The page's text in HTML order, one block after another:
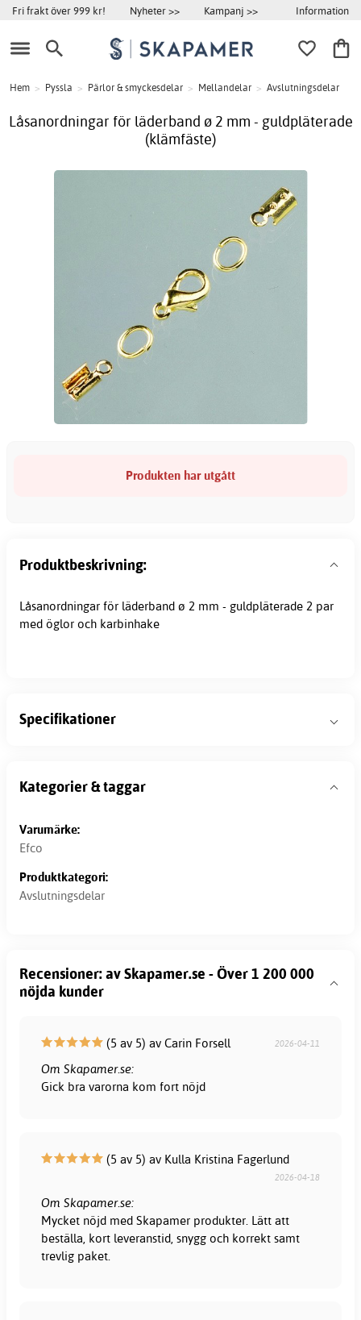
Fri frakt över 999 kr! Nyheter >> Kampanj >> Information
Hem > Pyssla > Pärlor & smyckesdelar > Mellandelar > Avslutningsdelar
Låsanordningar för läderband ø 2 mm - guldpläterade
(klämfäste)
Produkten har utgått
Produktbeskrivning:
Låsanordningar för läderband ø 2 mm - guldpläterade 2 par
med öglor och karbinhake
Specifikationer
Kategorier & taggar
Varumärke:
Efco
Produktkategori:
Avslutningsdelar
Recensioner: av Skapamer.se - Över 1 200 000
nöjda kunder
(5 av 5) av Carin Forsell 2026-04-11
Om Skapamer.se:
Gick bra varorna kom fort nöjd
(5 av 5) av Kulla Kristina Fagerlund
2026-04-18
Om Skapamer.se:
Mycket nöjd med Skapamer produkter. Lätt att
beställa, kort leveranstid, snygg och korrekt samt
trevlig paket.